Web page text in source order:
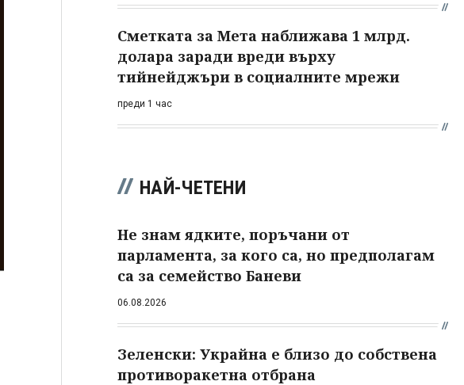
Сметката за Мета наближава 1 млрд.
долара заради вреди върху
тийнейджъри в социалните мрежи
преди 1 час
НАЙ-ЧЕТЕНИ
Не знам ядките, поръчани от
парламента, за кого са, но предполагам
са за семейство Баневи
06.08.2026
Зеленски: Украйна е близо до собствена
противоракетна отбрана